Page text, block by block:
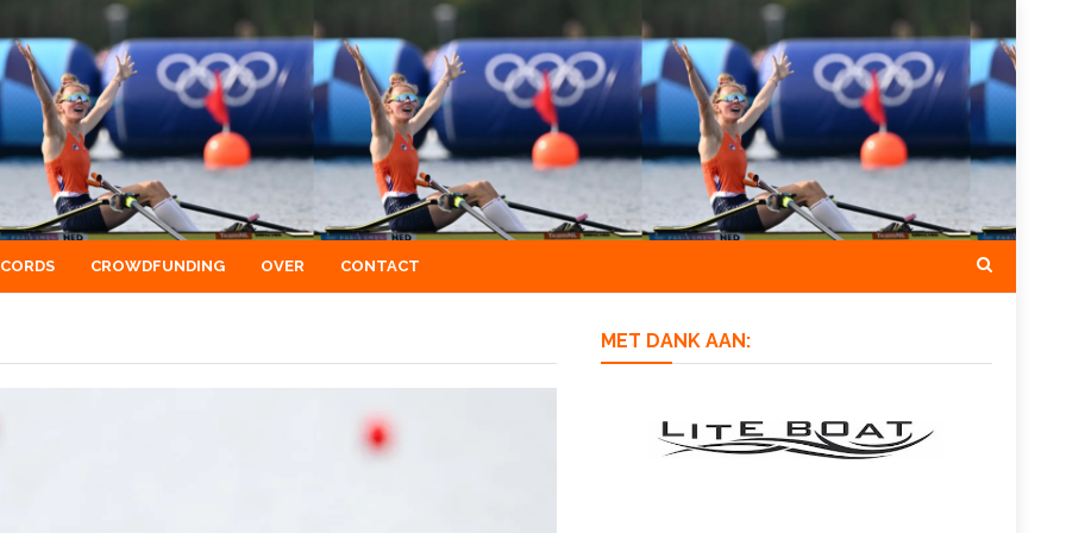
CROWDFUNDING OVER CONTACT
MET DANK AAN: